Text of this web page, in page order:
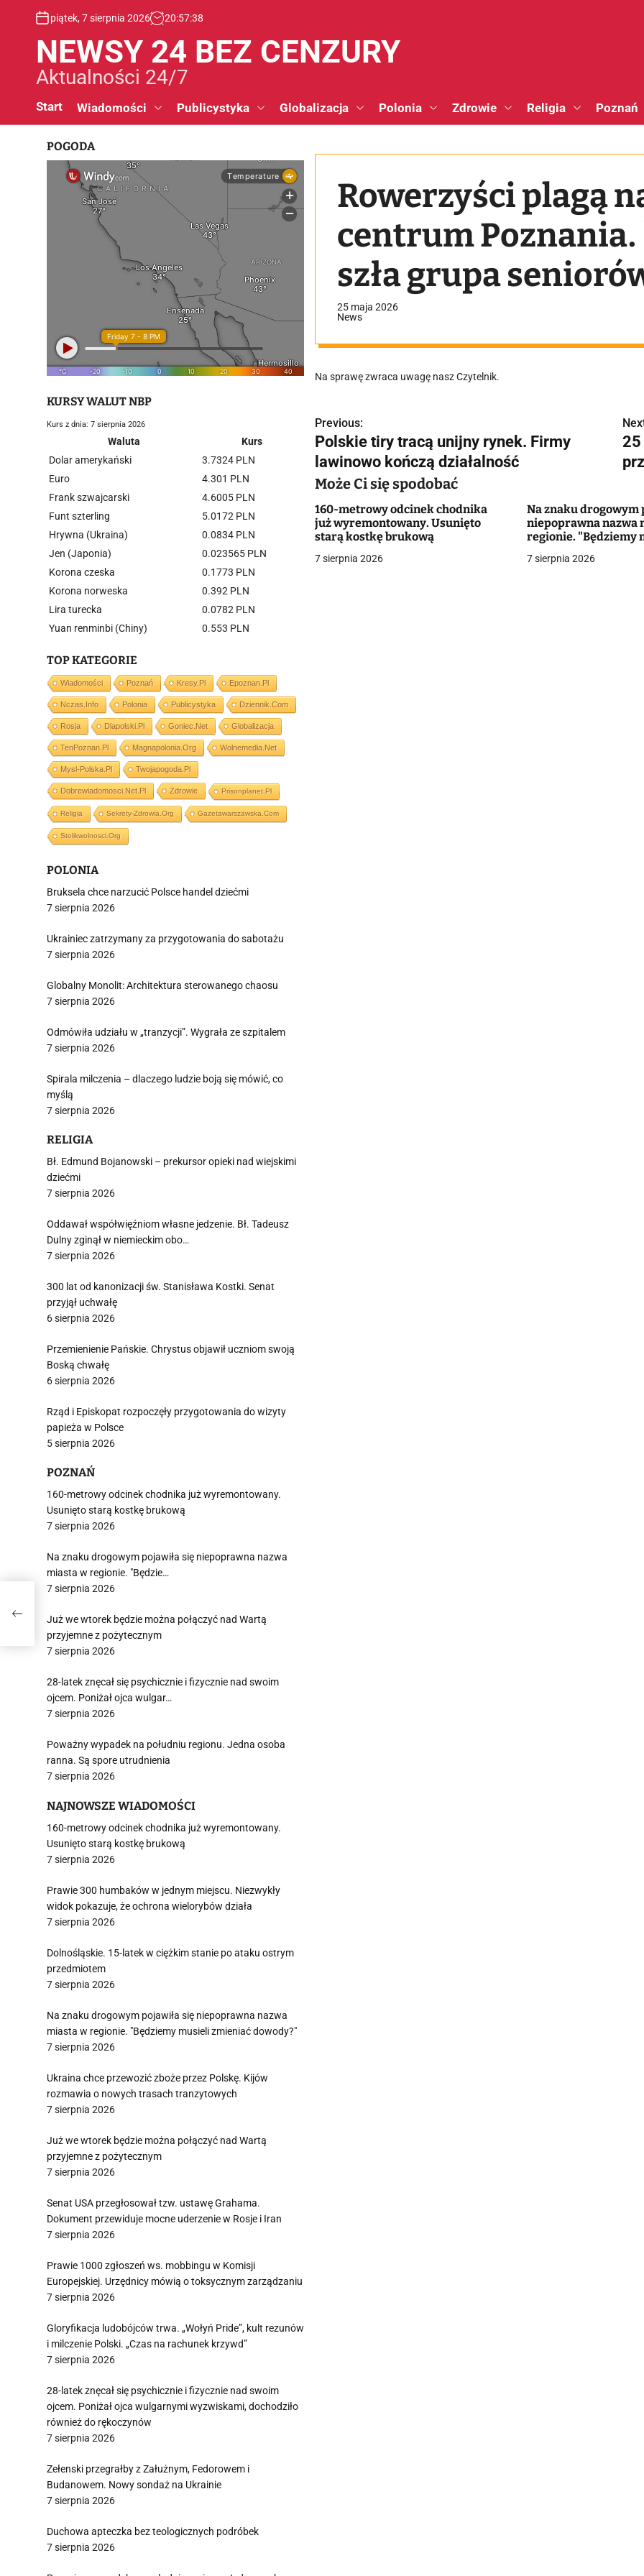
piątek, 7 sierpnia 2026 20:57:38
NEWSY 24 BEZ CENZURY
Aktualności 24/7
Start Wiadomości Publicystyka Globalizacja Polonia Zdrowie Religia Poznań
Rowerzyści plagą
centrum
szła grupa
rowerzyści ich nie
25 maja 2026
News
Na sprawę zwraca uwagę nasz Czytelnik.
N
a
w
i
g
a
Previous:
Polskie tiry tracą unijny rynek. Firmy
lawinowo kończą działalność
25
Może Ci się spodobać
160-metrowy odcinek chodnika
już wyremontowany. Usunięto
starą kostkę brukową
7 sierpnia 2026
Na znaku drogowym
niepoprawna nazwa
regionie. "Będziemy
7 sierpnia 2026
POGODA
KURSY WALUT NBP
Kurs z dnia: 7 sierpnia 2026
Waluta
Kurs
Dolar amerykański
3.7324 PLN
Euro
4.301 PLN
Frank szwajcarski
4.6005 PLN
Funt szterling
5.0172 PLN
Hrywna (Ukraina)
0.0834 PLN
Jen (Japonia)
0.023565 PLN
Korona czeska
0.1773 PLN
Korona norweska
0.392 PLN
Lira turecka
0.0782 PLN
Yuan renminbi (Chiny)
0.553 PLN
TOP KATEGORIE
Wiadomości Poznań Kresy.pl Epoznan.pl
Nczas.info Polonia Publicystyka Dziennik.com
Rosja Dlapolski.pl Goniec.net Globalizacja
TenPoznan.pl Magnapolonia.org Wolnemedia.net
Mysl-Polska.pl Twojapogoda.pl
Dobrewiadomosci.net.pl Zdrowie Prisonplanet.pl
Religia Sekrety-Zdrowia.org Gazetawarszawska.com
Stolikwolnosci.org
POLONIA
Bruksela chce narzucić Polsce handel dziećmi
7 sierpnia 2026
Ukrainiec zatrzymany za przygotowania do sabotażu
7 sierpnia 2026
Globalny Monolit: Architektura sterowanego chaosu
7 sierpnia 2026
Odmówiła udziału w „tranzycji”. Wygrała ze szpitalem
7 sierpnia 2026
Spirala milczenia – dlaczego ludzie boją się mówić, co
myślą
7 sierpnia 2026
RELIGIA
Bł. Edmund Bojanowski – prekursor opieki nad wiejskimi
dziećmi
7 sierpnia 2026
Oddawał współwięźniom własne jedzenie. Bł. Tadeusz
Dulny zginął w niemieckim obo…
7 sierpnia 2026
300 lat od kanonizacji św. Stanisława Kostki. Senat
przyjął uchwałę
6 sierpnia 2026
Przemienienie Pańskie. Chrystus objawił uczniom swoją
Boską chwałę
6 sierpnia 2026
Rząd i Episkopat rozpoczęły przygotowania do wizyty
papieża w Polsce
5 sierpnia 2026
POZNAŃ
160-metrowy odcinek chodnika już wyremontowany.
Usunięto starą kostkę brukową
7 sierpnia 2026
Na znaku drogowym pojawiła się niepoprawna nazwa
miasta w regionie. "Będzie…
7 sierpnia 2026
Już we wtorek będzie można połączyć nad Wartą
przyjemne z pożytecznym
7 sierpnia 2026
28-latek znęcał się psychicznie i fizycznie nad swoim
ojcem. Poniżał ojca wulgar…
7 sierpnia 2026
Poważny wypadek na południu regionu. Jedna osoba
ranna. Są spore utrudnienia
7 sierpnia 2026
NAJNOWSZE WIADOMOŚCI
160-metrowy odcinek chodnika już wyremontowany.
Usunięto starą kostkę brukową
7 sierpnia 2026
Prawie 300 humbaków w jednym miejscu. Niezwykły
widok pokazuje, że ochrona wielorybów działa
7 sierpnia 2026
Dolnośląskie. 15-latek w ciężkim stanie po ataku ostrym
przedmiotem
7 sierpnia 2026
Na znaku drogowym pojawiła się niepoprawna nazwa
miasta w regionie. "Będziemy musieli zmieniać dowody?"
7 sierpnia 2026
Ukraina chce przewozić zboże przez Polskę. Kijów
rozmawia o nowych trasach tranzytowych
7 sierpnia 2026
Już we wtorek będzie można połączyć nad Wartą
przyjemne z pożytecznym
7 sierpnia 2026
Senat USA przegłosował tzw. ustawę Grahama.
Dokument przewiduje mocne uderzenie w Rosje i Iran
7 sierpnia 2026
Prawie 1000 zgłoszeń ws. mobbingu w Komisji
Europejskiej. Urzędnicy mówią o toksycznym zarządzaniu
7 sierpnia 2026
Gloryfikacja ludobójców trwa. „Wołyń Pride”, kult rezunów
i milczenie Polski. „Czas na rachunek krzywd”
7 sierpnia 2026
28-latek znęcał się psychicznie i fizycznie nad swoim
ojcem. Poniżał ojca wulgarnymi wyzwiskami, dochodziło
również do rękoczynów
7 sierpnia 2026
Zełenski przegrałby z Załużnym, Fedorowem i
Budanowem. Nowy sondaż na Ukrainie
7 sierpnia 2026
Duchowa apteczka bez teologicznych podróbek
7 sierpnia 2026